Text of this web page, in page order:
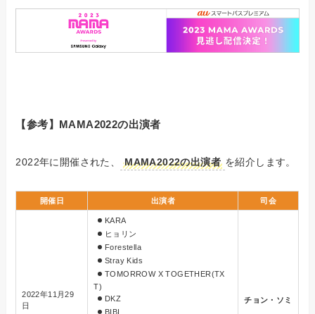
【参考】MAMA2022の出演者
2022年に開催された、 MAMA2022の出演者 を紹介します。
開催日 出演者 司会
2022年11月29
日
KARA
ヒョリン
Forestella
Stray Kids
TOMORROW X TOGETHER(TX
T)
DKZ
BIBI
チョン・ソミ